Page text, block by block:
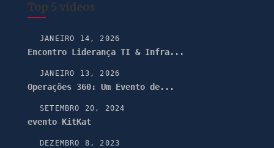
Top 5 vídeos
JANEIRO 14, 2026
Encontro Liderança TI & Infra...
JANEIRO 13, 2026
Operações 360: Um Evento de...
SETEMBRO 20, 2024
evento KitKat
DEZEMBRO 8, 2023